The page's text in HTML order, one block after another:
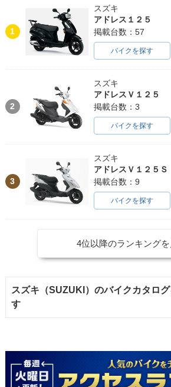
1
スズキ
アドレス１２５
掲載台数：57
バイクを探す
2
スズキ
アドレスＶ１２５
掲載台数：3
バイクを探す
3
スズキ
アドレスＶ１２５Ｓ
掲載台数：9
バイクを探す
4位以降のランキングを
スズキ（SUZUKI）のバイクカタロ
す